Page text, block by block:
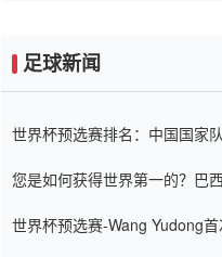
足球新闻
世界杯预选赛排名：中国国家
您是如何获得世界第一的？巴
世界杯预选赛-Wang Yudong